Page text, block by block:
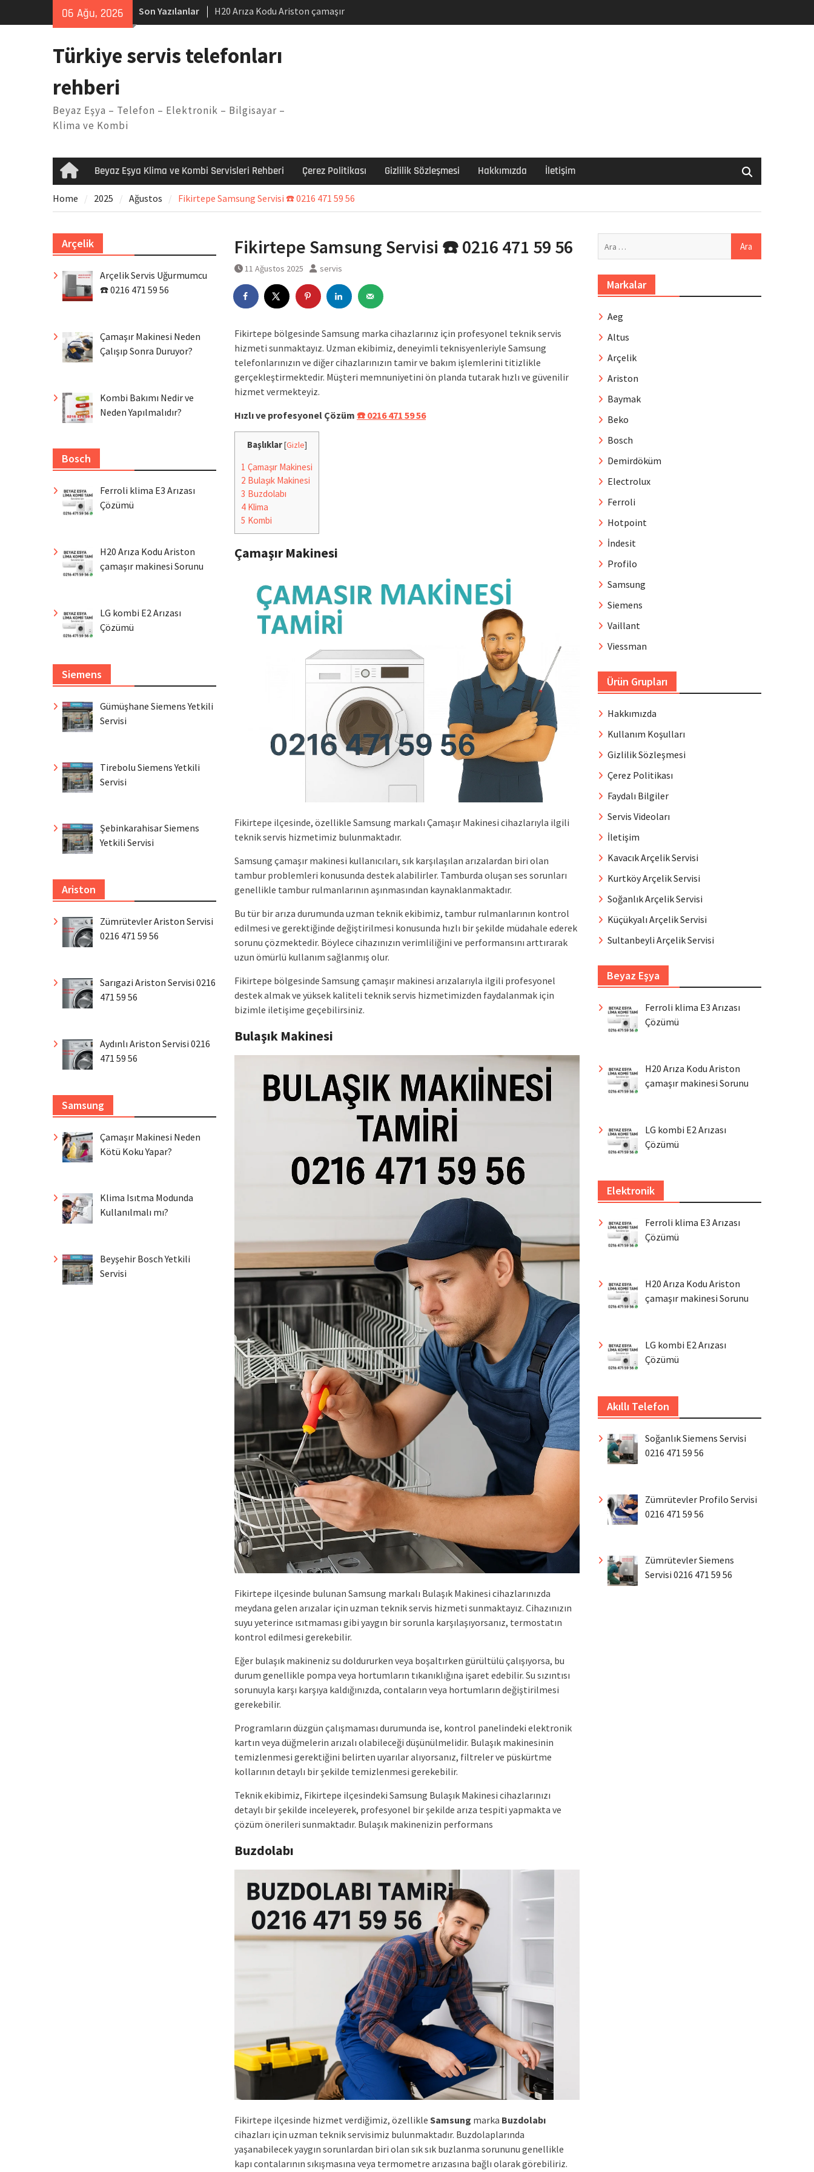
06 Ağu, 2026 Son Yazılanlar
H20 Arıza Kodu Ariston çamaşır
makinesi Sorunu
Arçelik buzdolabı F5 Hatası Çözüm
Ferroli klima E3 Arızası Çözümü
Türkiye servis telefonları
rehberi
Beyaz Eşya – Telefon – Elektronik – Bilgisayar –
Klima ve Kombi
HomeBeyaz Eşya Klima ve Kombi Servisleri Rehberi Çerez Politikası Gizlilik Sözleşmesi Hakkımızda İletişim
Home 2025 Ağustos Fikirtepe Samsung Servisi ☎️ 0216 471 59 56
Fikirtepe Samsung Servisi ☎️ 0216 471 59 56
11 Ağustos 2025 servis
Fikirtepe bölgesinde Samsung marka cihazlarınız için profesyonel teknik servis
hizmeti sunmaktayız. Uzman ekibimiz, deneyimli teknisyenleriyle Samsung
telefonlarınızın ve diğer cihazlarınızın tamir ve bakım işlemlerini titizlikle
gerçekleştirmektedir. Müşteri memnuniyetini ön planda tutarak hızlı ve güvenilir
hizmet vermekteyiz.
Hızlı ve profesyonel Çözüm ☎️ 0216 471 59 56
Başlıklar [Gizle]
1 Çamaşır Makinesi
2 Bulaşık Makinesi
3 Buzdolabı
4 Klima
5 Kombi
Çamaşır Makinesi
Fikirtepe ilçesinde, özellikle Samsung markalı Çamaşır Makinesi cihazlarıyla ilgili
teknik servis hizmetimiz bulunmaktadır.
Samsung çamaşır makinesi kullanıcıları, sık karşılaşılan arızalardan biri olan
tambur problemleri konusunda destek alabilirler. Tamburda oluşan ses sorunları
genellikle tambur rulmanlarının aşınmasından kaynaklanmaktadır.
Bu tür bir arıza durumunda uzman teknik ekibimiz, tambur rulmanlarının kontrol
edilmesi ve gerektiğinde değiştirilmesi konusunda hızlı bir şekilde müdahale ederek
sorunu çözmektedir. Böylece cihazınızın verimliliğini ve performansını arttırarak
uzun ömürlü kullanım sağlanmış olur.
Fikirtepe bölgesinde Samsung çamaşır makinesi arızalarıyla ilgili profesyonel
destek almak ve yüksek kaliteli teknik servis hizmetimizden faydalanmak için
bizimle iletişime geçebilirsiniz.
Bulaşık Makinesi
Fikirtepe ilçesinde bulunan Samsung markalı Bulaşık Makinesi cihazlarınızda
meydana gelen arızalar için uzman teknik servis hizmeti sunmaktayız. Cihazınızın
suyu yeterince ısıtmaması gibi yaygın bir sorunla karşılaşıyorsanız, termostatın
kontrol edilmesi gerekebilir.
Eğer bulaşık makineniz su doldururken veya boşaltırken gürültülü çalışıyorsa, bu
durum genellikle pompa veya hortumların tıkanıklığına işaret edebilir. Su sızıntısı
sorunuyla karşı karşıya kaldığınızda, contaların veya hortumların değiştirilmesi
gerekebilir.
Programların düzgün çalışmaması durumunda ise, kontrol panelindeki elektronik
kartın veya düğmelerin arızalı olabileceği düşünülmelidir. Bulaşık makinesinin
temizlenmesi gerektiğini belirten uyarılar alıyorsanız, filtreler ve püskürtme
kollarının detaylı bir şekilde temizlenmesi gerekebilir.
Teknik ekibimiz, Fikirtepe ilçesindeki Samsung Bulaşık Makinesi cihazlarınızı
detaylı bir şekilde inceleyerek, profesyonel bir şekilde arıza tespiti yapmakta ve
çözüm önerileri sunmaktadır. Bulaşık makinenizin performans
Buzdolabı
Fikirtepe ilçesinde hizmet verdiğimiz, özellikle Samsung marka Buzdolabı
cihazları için uzman teknik servisimiz bulunmaktadır. Buzdolaplarında
yaşanabilecek yaygın sorunlardan biri olan sık sık buzlanma sorununu genellikle
kapı contalarının sıkışmasına veya termometre arızasına bağlı olarak görebiliriz.
Markalar
Aeg
Altus
Arçelik
Ariston
Baymak
Beko
Bosch
Demirdöküm
Electrolux
Ferroli
Hotpoint
İndesit
Profilo
Samsung
Siemens
Vaillant
Viessman
Ürün Grupları
Hakkımızda
Kullanım Koşulları
Gizlilik Sözleşmesi
Çerez Politikası
Faydalı Bilgiler
Servis Videoları
İletişim
Kavacık Arçelik Servisi
Kurtköy Arçelik Servisi
Soğanlık Arçelik Servisi
Küçükyalı Arçelik Servisi
Sultanbeyli Arçelik Servisi
Beyaz Eşya
Ferroli klima E3 Arızası
Çözümü
H20 Arıza Kodu Ariston
çamaşır makinesi Sorunu
LG kombi E2 Arızası
Çözümü
Elektronik
Ferroli klima E3 Arızası
Çözümü
H20 Arıza Kodu Ariston
çamaşır makinesi Sorunu
LG kombi E2 Arızası
Çözümü
Akıllı Telefon
Soğanlık Siemens Servisi
0216 471 59 56
Zümrütevler Profilo Servisi
0216 471 59 56
Zümrütevler Siemens
Servisi 0216 471 59 56
Arçelik
Arçelik Servis Uğurmumcu
☎️ 0216 471 59 56
Çamaşır Makinesi Neden
Çalışıp Sonra Duruyor?
Kombi Bakımı Nedir ve
Neden Yapılmalıdır?
Bosch
Ferroli klima E3 Arızası
Çözümü
H20 Arıza Kodu Ariston
çamaşır makinesi Sorunu
LG kombi E2 Arızası
Çözümü
Siemens
Gümüşhane Siemens Yetkili
Servisi
Tirebolu Siemens Yetkili
Servisi
Şebinkarahisar Siemens
Yetkili Servisi
Ariston
Zümrütevler Ariston Servisi
0216 471 59 56
Sarıgazi Ariston Servisi 0216
471 59 56
Aydınlı Ariston Servisi 0216
471 59 56
Samsung
Çamaşır Makinesi Neden
Kötü Koku Yapar?
Klima Isıtma Modunda
Kullanılmalı mı?
Beyşehir Bosch Yetkili
Servisi